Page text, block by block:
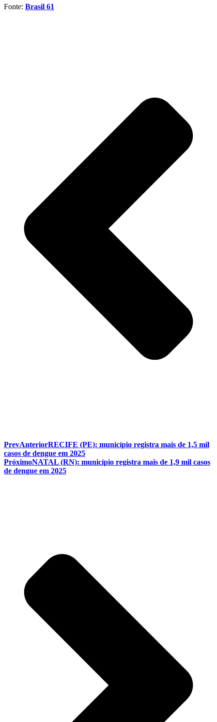
Fonte: Brasil 61
PrevAnteriorRECIFE (PE): município registra mais de 1,5 mil
casos de dengue em 2025
PróximoNATAL (RN): município registra mais de 1,9 mil casos
de dengue em 2025